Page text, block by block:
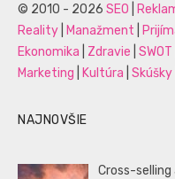
© 2010 - 2026 SEO
Reality
Manažment
Ekonomika
Zdravie SWOT
Marketing
Kultúra Skúšky
NAJNOVŠIE
Cross-